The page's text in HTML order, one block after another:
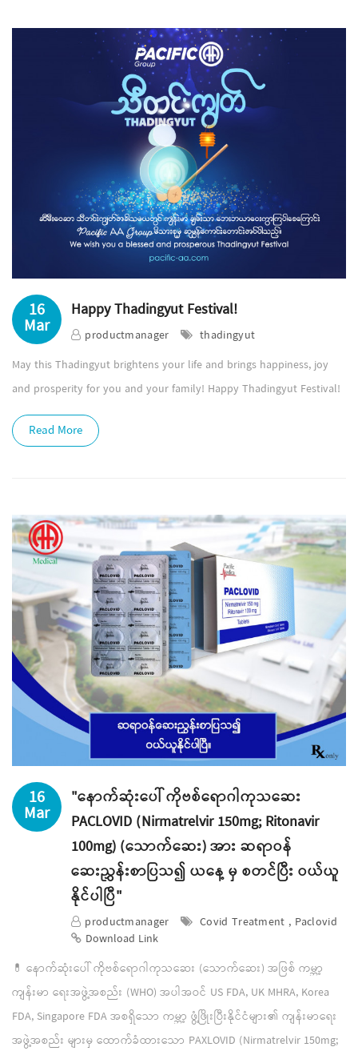
16
Mar
Happy Thadingyut Festival!
productmanager
thadingyut
May this Thadingyut brightens your life and brings happiness, joy
and prosperity for you and your family! Happy Thadingyut Festival!
Read More
16
Mar
"နောက်ဆုံးပေါ် ကိုဗစ်ရောဂါကုသဆေး
PACLOVID (Nirmatrelvir 150mg; Ritonavir
100mg) (သောက်ဆေး) အား ဆရာဝန်
ဆေးညွှန်းစာပြသ၍ ယနေ့ မှ စတင်ပြီး ဝယ်ယူ
နိုင်ပါပြီ"
productmanager
Covid Treatment , Paclovid
Download Link
💊 နောက်ဆုံးပေါ် ကိုဗစ်ရောဂါကုသဆေး (သောက်ဆေး) အဖြစ် ကမ္ဘာ့
ကျန်းမာ ရေးအဖွဲ့အစည်း (WHO) အပါအဝင် US FDA, UK MHRA, Korea
FDA, Singapore FDA အစရှိသော ကမ္ဘာ့ ဖွံ့ဖြိုးပြီးနိုင်ငံများ၏ ကျန်းမာရေး
အဖွဲ့အစည်း များမှ ထောက်ခံထားသော PAXLOVID (Nirmatrelvir 150mg;